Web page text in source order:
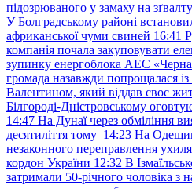
підозрюваного у замаху на
У Болградському районі
африканської чуми свиней 16:41
компанія почала закуповувати
зупинку енергоблока АЕС
громада назавжди попрощалася
Валентином, який віддав своє
Білгороді-Дністровському
14:47 На Дунаї через обміління
десятиліття тому 14:23 На
незаконного переправлення
кордон України 12:32 В
затримали 50-річного чоловіка з